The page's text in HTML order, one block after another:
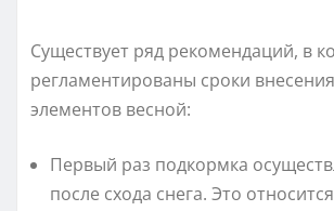
Существует ряд рекомендаций, в
регламентированы сроки
элементов весной:
Первый раз подкормка
после схода снега. Это